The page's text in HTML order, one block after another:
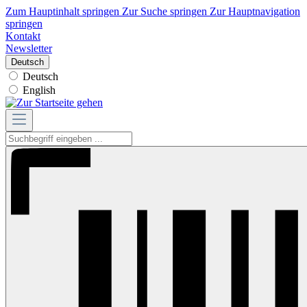
Zum Hauptinhalt springen Zur Suche springen Zur Hauptnavigation
springen
Kontakt
Newsletter
Deutsch
Deutsch
English